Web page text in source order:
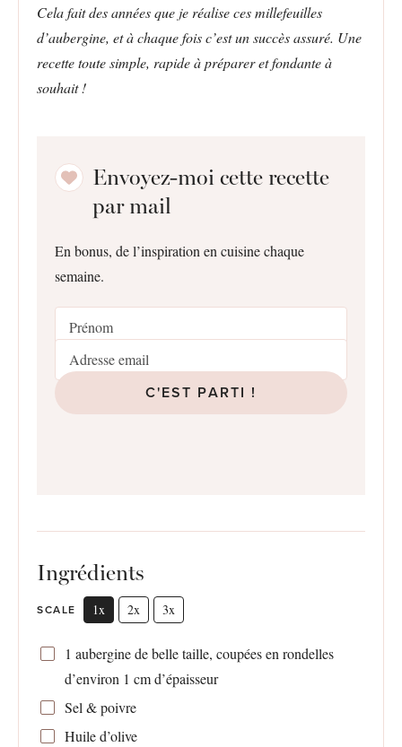
Cela fait des années que je réalise ces millefeuilles
d’aubergine, et à chaque fois c’est un succès assuré. Une
recette toute simple, rapide à préparer et fondante à
souhait !
Envoyez-moi cette recette
par mail
En bonus, de l’inspiration en cuisine chaque
semaine.
C'EST PARTI !
Ingrédients
SCALE 1x 2x 3x
1 aubergine de belle taille, coupées en rondelles
d’environ 1 cm d’épaisseur
Sel & poivre
Huile d’olive